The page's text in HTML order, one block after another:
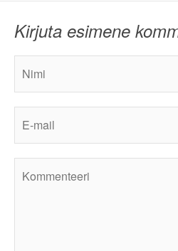
Kirjuta esimene